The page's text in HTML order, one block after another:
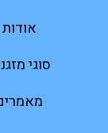
אודות
סוגי